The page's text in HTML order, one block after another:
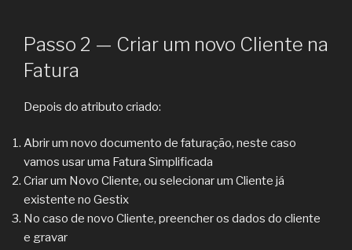
Passo 2 — Criar um novo Cliente na
Fatura
Depois do atributo criado:
Abrir um novo documento de faturação, neste caso
vamos usar uma Fatura Simplificada
Criar um Novo Cliente, ou selecionar um Cliente já
existente no Gestix
No caso de novo Cliente, preencher os dados do cliente
e gravar